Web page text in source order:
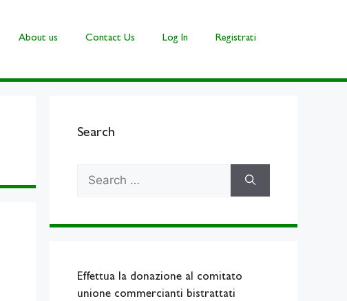
About us Contact Us Log In Registrati
Search
Effettua la donazione al comitato
unione commercianti bistrattati